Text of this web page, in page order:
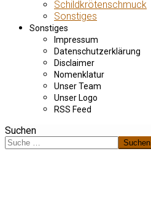
Schildkrötenschmuck
Sonstiges
Sonstiges
Impressum
Datenschutzerklärung
Disclaimer
Nomenklatur
Unser Team
Unser Logo
RSS Feed
Suchen
Suchen